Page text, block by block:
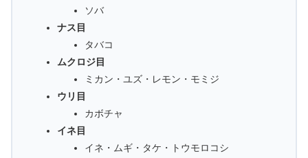
ソバ
ナス目
タバコ
ムクロジ目
ミカン・ユズ・レモン・モミジ
ウリ目
カボチャ
イネ目
イネ・ムギ・タケ・トウモロコシ